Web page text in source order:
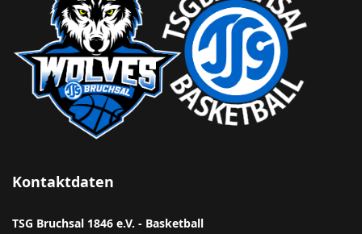
Kontaktdaten
TSG Bruchsal 1846 e.V. - Basketball